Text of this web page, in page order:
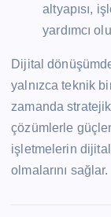
altyapısı,
yardımcı
Dijital
yalnızca teknik
zamanda
çözümlerle
işletmelerin
olmalarını sağlar.